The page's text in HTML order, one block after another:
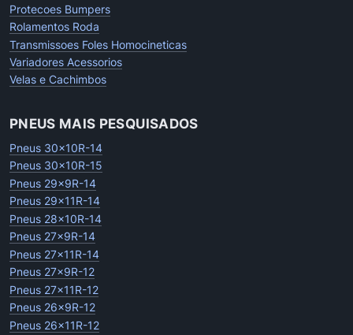
Protecoes Bumpers
Rolamentos Roda
Transmissoes Foles Homocineticas
Variadores Acessorios
Velas e Cachimbos
PNEUS MAIS PESQUISADOS
Pneus 30x10R-14
Pneus 30x10R-15
Pneus 29x9R-14
Pneus 29x11R-14
Pneus 28x10R-14
Pneus 27x9R-14
Pneus 27x11R-14
Pneus 27x9R-12
Pneus 27x11R-12
Pneus 26x9R-12
Pneus 26x11R-12